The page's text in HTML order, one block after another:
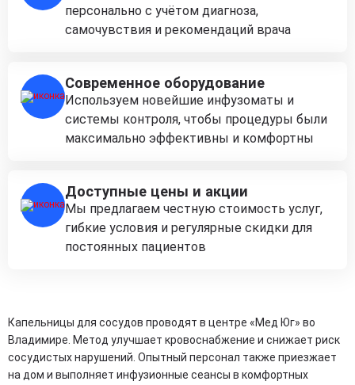
персонально с учётом диагноза,
самочувствия и рекомендаций врача
Современное оборудование
Используем новейшие инфузоматы и
системы контроля, чтобы процедуры были
максимально эффективны и комфортны
Доступные цены и акции
Мы предлагаем честную стоимость услуг,
гибкие условия и регулярные скидки для
постоянных пациентов
Капельницы для сосудов проводят в центре «Мед Юг» во
Владимире. Метод улучшает кровоснабжение и снижает риск
сосудистых нарушений. Опытный персонал также приезжает
на дом и выполняет инфузионные сеансы в комфортных